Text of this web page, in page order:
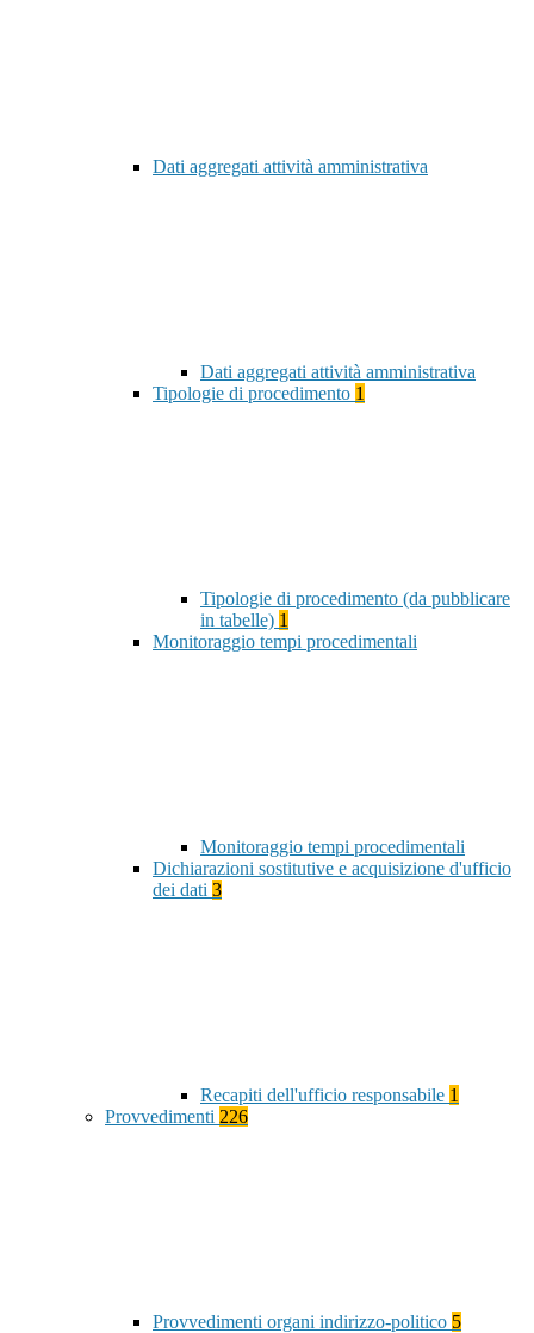
Dati aggregati attività amministrativa
Dati aggregati attività amministrativa
Tipologie di procedimento 1
Tipologie di procedimento (da pubblicare
in tabelle) 1
Monitoraggio tempi procedimentali
Monitoraggio tempi procedimentali
Dichiarazioni sostitutive e acquisizione d'ufficio
dei dati 3
Recapiti dell'ufficio responsabile 1
Provvedimenti 226
Provvedimenti organi indirizzo-politico 5